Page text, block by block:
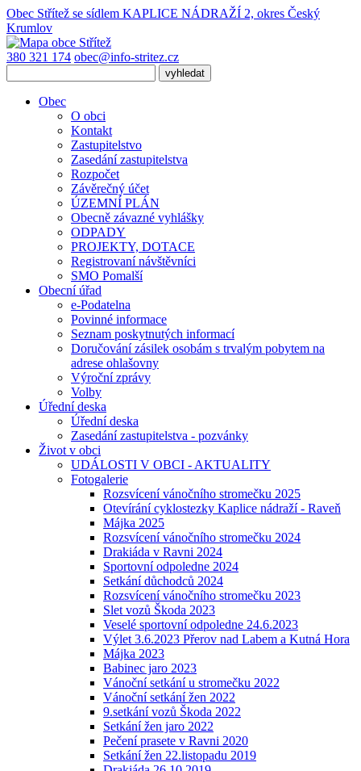
Obec Střítež se sídlem KAPLICE NÁDRAŽÍ 2, okres Český
Krumlov
380 321 174 obec@info-stritez.cz
Obec
O obci
Kontakt
Zastupitelstvo
Zasedání zastupitelstva
Rozpočet
Závěrečný účet
ÚZEMNÍ PLÁN
Obecně závazné vyhlášky
ODPADY
PROJEKTY, DOTACE
Registrovaní návštěvníci
SMO Pomalší
Obecní úřad
e-Podatelna
Povinné informace
Seznam poskytnutých informací
Doručování zásilek osobám s trvalým pobytem na
adrese ohlašovny
Výroční zprávy
Volby
Úřední deska
Úřední deska
Zasedání zastupitelstva - pozvánky
Život v obci
UDÁLOSTI V OBCI - AKTUALITY
Fotogalerie
Rozsvícení vánočního stromečku 2025
Otevírání cyklostezky Kaplice nádraží - Raveň
Májka 2025
Rozsvícení vánočního stromečku 2024
Drakiáda v Ravni 2024
Sportovní odpoledne 2024
Setkání důchodců 2024
Rozsvícení vánočního stromečku 2023
Slet vozů Škoda 2023
Veselé sportovní odpoledne 24.6.2023
Výlet 3.6.2023 Přerov nad Labem a Kutná Hora
Májka 2023
Babinec jaro 2023
Vánoční setkání u stromečku 2022
Vánoční setkání žen 2022
9.setkání vozů Škoda 2022
Setkání žen jaro 2022
Pečení prasete v Ravni 2020
Setkání žen 22.listopadu 2019